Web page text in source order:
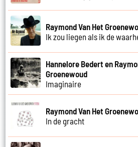
Raymond Van Het
Ik zou liegen als ik de
Hannelore Bedert en
Groenewoud
Imaginaire
Raymond Van Het
In de gracht